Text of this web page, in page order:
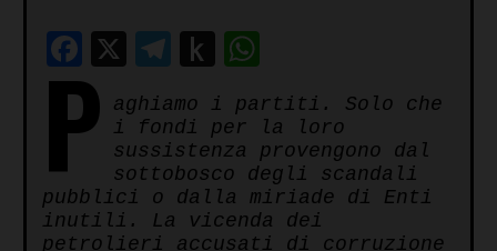
Facebook
X Telegram
Push
Kindle
P aghiamo i partiti. Solo che
i fondi per la loro
sussistenza provengono dal
sottobosco degli scandali
pubblici o dalla miriade di Enti
inutili. La vicenda dei
petrolieri accusati di corruzione